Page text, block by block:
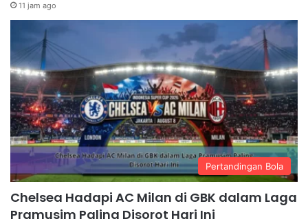
11 jam ago
Pertandingan Bola
Chelsea Hadapi AC Milan di GBK dalam Laga
Pramusim Paling Disorot Hari Ini